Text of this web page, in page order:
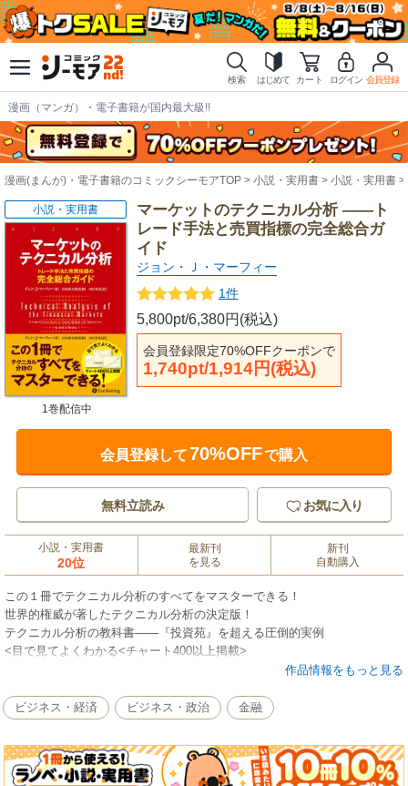
検索 はじめて カート ログイン 会員登録
漫画（マンガ）・電子書籍が国内最大級!!
漫画(まんが)・電子書籍のコミックシーモアTOP 小説・実用書 小説・実用書
マーケットのテクニカル分析 ――ト
レード手法と売買指標の完全総合ガ
イド
ジョン・Ｊ・マーフィー
1件
5,800pt/6,380円(税込)
会員登録限定70%OFFクーポンで
1,740pt/1,914円(税込)
小説・実用書
1巻配信中
会員登録して70%OFFで購入
無料立読み お気に入り
小説・実用書
20位
最新刊
を見る
新刊
自動購入
この１冊でテクニカル分析のすべてをマスターできる！
世界的権威が著したテクニカル分析の決定版！
テクニカル分析の教科書――『投資苑』を超える圧倒的実例
<目で見てよくわかる<チャート400以上掲載>
呼んだ。そして、先物市場のテクニカル分析の考え方とその応用を記した
前著は瞬く間に古典となり、今日ではテクニカル分析の「バイブル」とみ
そのベストセラーの古典的名著の内容を全面改定し、増補・更新したの
が本書である。本書は各要点を分かりやすくするために400もの生きたチャ
作品情報をもっと見る
ビジネス・経済 ビジネス・政治 金融